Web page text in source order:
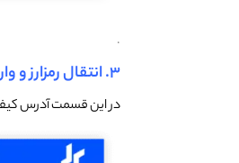
.
۳. انتقال رمزارز و وارد کردن کد تراکنش
در این قسمت آدرس کیف پول رابکس به شما نشان